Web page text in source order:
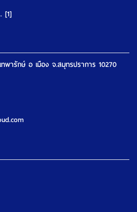
[1]
พารักษ์ อ เมือง จ.สมุทรปราการ 10270